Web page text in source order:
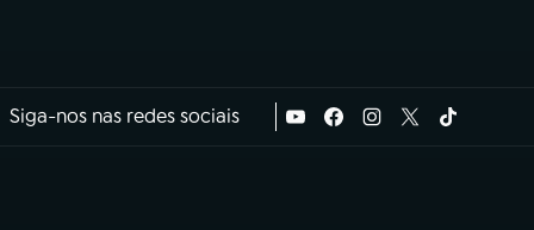
Siga-nos nas redes sociais